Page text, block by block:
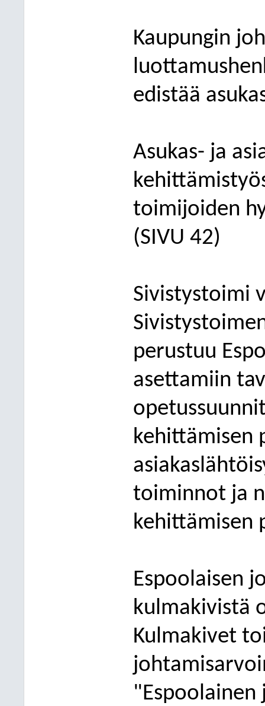
Kaupungin
edistää
Asukas- ja
k
toimijoiden
(SIVU 42)
Sivistystoimi
perustuu
asettamiin
kehittämisen
toiminnot ja
kehittämisen
Espoolaisen
kulmakivistä
Kulmakivet